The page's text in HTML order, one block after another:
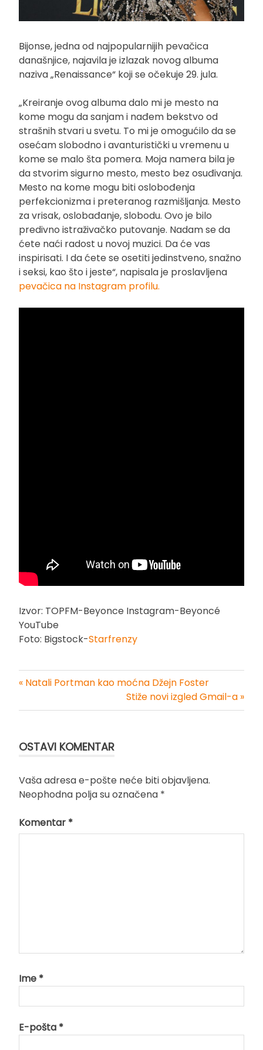
Bijonse, jedna od najpopularnijih pevačica
današnjice, najavila je izlazak novog albuma
naziva „Renaissance“ koji se očekuje 29. jula.
„Kreiranje ovog albuma dalo mi je mesto na
kome mogu da sanjam i nađem bekstvo od
strašnih stvari u svetu. To mi je omogućilo da se
osećam slobodno i avanturistički u vremenu u
kome se malo šta pomera. Moja namera bila je
da stvorim sigurno mesto, mesto bez osuđivanja.
Mesto na kome mogu biti oslobođenja
perfekcionizma i preteranog razmišljanja. Mesto
za vrisak, oslobađanje, slobodu. Ovo je bilo
predivno istraživačko putovanje. Nadam se da
ćete naći radost u novoj muzici. Da će vas
inspirisati. I da ćete se osetiti jedinstveno, snažno
i seksi, kao što i jeste“, napisala je proslavljena
pevačica na Instagram profilu.
Izvor: TOPFM-Beyonce Instagram-Beyoncé
YouTube
Foto: Bigstock-Starfrenzy
« Natali Portman kao moćna Džejn Foster
Stiže novi izgled Gmail-a »
OSTAVI KOMENTAR
Vaša adresa e-pošte neće biti objavljena.
Neophodna polja su označena *
Komentar *
Ime *
E-pošta *